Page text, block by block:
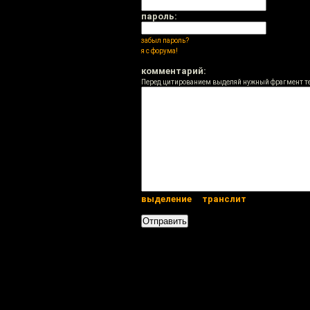
пароль:
забыл пароль?
я с форума!
комментарий:
Перед цитированием выделяй нужный фрагмент
выделение транслит